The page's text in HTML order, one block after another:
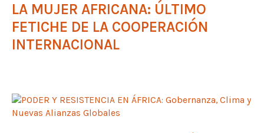
LA MUJER AFRICANA: ÚLTIMO
FETICHE DE LA COOPERACIÓN
INTERNACIONAL